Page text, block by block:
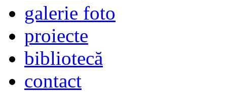
galerie foto
proiecte
bibliotecă
contact